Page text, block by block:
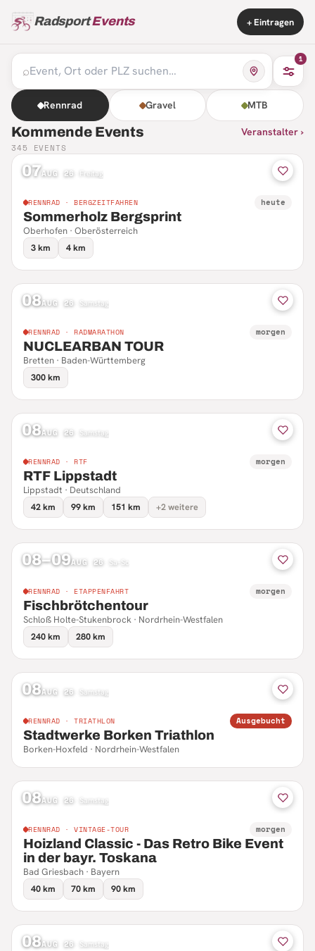
RadsportEvents + Eintragen
⌕
1
Rennrad Gravel MTB
Kommende Events Veranstalter ›
345 EVENTS
07AUG 26 Freitag
RENNRAD · BERGZEITFAHREN heute
Sommerholz Bergsprint
Oberhofen · Oberösterreich
3 km
4 km
08AUG 26 Samstag
RENNRAD · RADMARATHON morgen
NUCLEARBAN TOUR
Bretten · Baden-Württemberg
300 km
08AUG 26 Samstag
RENNRAD · RTF morgen
RTF Lippstadt
Lippstadt · Deutschland
42 km
99 km 151 km +2 weitere
08–09AUG 26 Sa–So
RENNRAD · ETAPPENFAHRT morgen
Fischbrötchentour
Schloß Holte-Stukenbrock · Nordrhein-Westfalen
240 km
280 km
08AUG 26 Samstag
RENNRAD · TRIATHLON Ausgebucht
Stadtwerke Borken Triathlon
Borken-Hoxfeld · Nordrhein-Westfalen
08AUG 26 Samstag
RENNRAD · VINTAGE-TOUR morgen
Hoizland Classic - Das Retro Bike Event
in der bayr. Toskana
Bad Griesbach · Bayern
40 km
70 km 90 km
08AUG 26 Samstag